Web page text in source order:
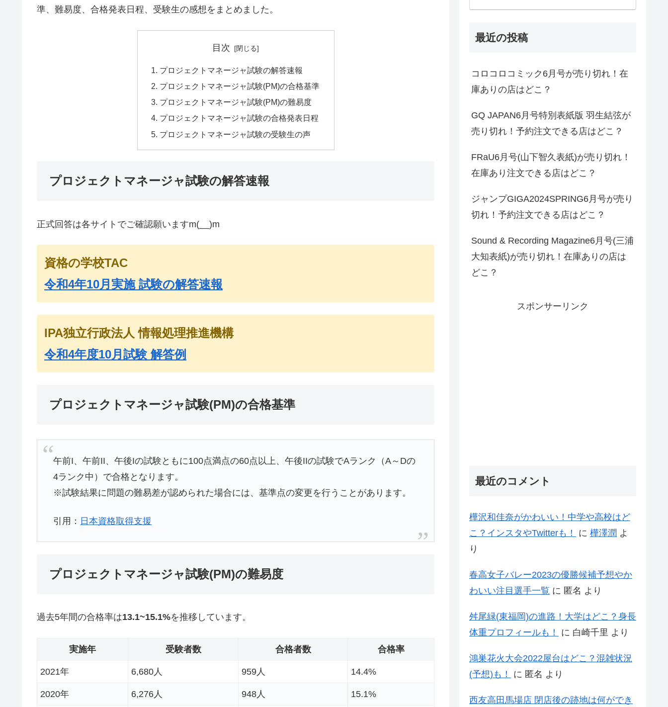
準、難易度、合格発表日程、受験生の感想をまとめました。
目次
プロジェクトマネージャ試験の解答速報
プロジェクトマネージャ試験(PM)の合格基準
プロジェクトマネージャ試験(PM)の難易度
プロジェクトマネージャ試験の合格発表日程
プロジェクトマネージャ試験の受験生の声
プロジェクトマネージャ試験の解答速報
正式回答は各サイトでご確認願いますm(__)m
資格の学校TAC
令和4年10月実施 試験の解答速報
IPA独立行政法人 情報処理推進機構
令和4年度10月試験 解答例
プロジェクトマネージャ試験(PM)の合格基準
午前I、午前II、午後Iの試験ともに100点満点の60点以上、午後IIの試験でAランク（A～Dの
4ランク中）で合格となります。
※試験結果に問題の難易差が認められた場合には、基準点の変更を行うことがあります。
引用： 日本資格取得支援
プロジェクトマネージャ試験(PM)の難易度
過去5年間の合格率は13.1~15.1%を推移しています。
実施年 受験者数 合格者数 合格率
2021年 6,680人 959人 14.4%
2020年 6,276人 948人 15.1%
最近の投稿
コロコロコミック6月号が売り切れ！在
庫ありの店はどこ？
GQ JAPAN6月号特別表紙版 羽生結弦が
売り切れ！予約注文できる店はどこ？
FRaU6月号(山下智久表紙)が売り切れ！
在庫あり注文できる店はどこ？
ジャンプGIGA2024SPRING6月号が売り
切れ！予約注文できる店はどこ？
Sound & Recording Magazine6月号(三浦
大知表紙)が売り切れ！在庫ありの店は
どこ？
スポンサーリンク
最近のコメント
樺沢和佳奈がかわいい！中学や高校はど
こ？インスタやTwitterも！
に 樺澤潤 よ
り
春高女子バレー2023の優勝候補予想やか
わいい注目選手一覧 に 匿名 より
舛尾緑(東福岡)の進路！大学はどこ？身長
体重プロフィールも！
に 白崎千里 より
鴻巣花火大会2022屋台はどこ？混雑状況
(予想)も！
に 匿名 より
西友高田馬場店 閉店後の跡地は何ができ